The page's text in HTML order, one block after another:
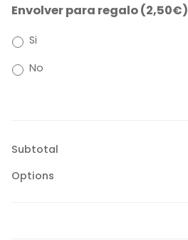
Envolver para regalo (2,50€)
Si
No
Subtotal
Options